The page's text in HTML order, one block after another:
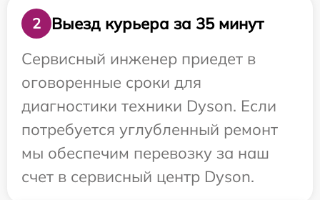
2
Выезд курьера за 35 минут
Сервисный инженер приедет в
оговоренные сроки для
диагностики техники Dyson. Если
потребуется углубленный ремонт
мы обеспечим перевозку за наш
счет в сервисный центр Dyson.